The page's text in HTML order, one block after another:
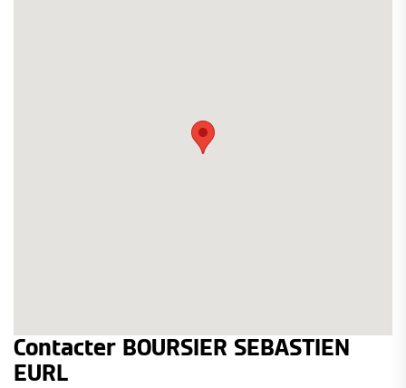
Contacter BOURSIER SEBASTIEN
EURL